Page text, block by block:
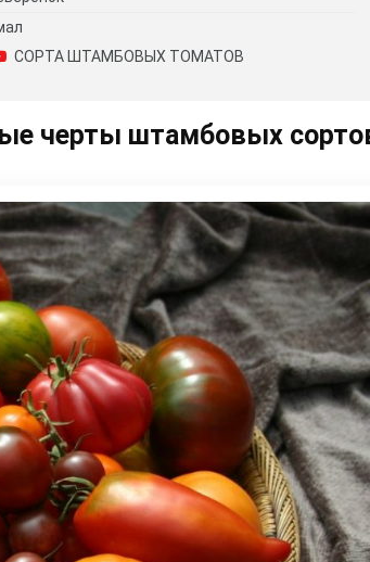
СОРТА ШТАМБОВЫХ ТОМАТОВ
черты штамбовых